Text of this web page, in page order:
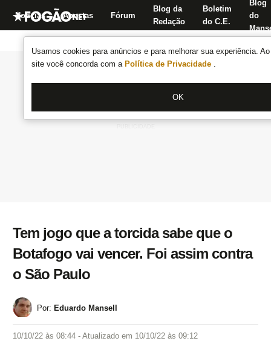
Usamos cookies para anúncios e para melhorar sua experiência.
site você concorda com a Política de Privacidade .
OK
Notícias Apostas Fórum
Blog da
Redação
Boletim
do C.E.
Blog
do
Tem jogo que a torcida sabe que o
Botafogo vai vencer. Foi assim contra
o São Paulo
Por: Eduardo Mansell
10/10/22 às 08:44 - Atualizado em 10/10/22 às 09:12